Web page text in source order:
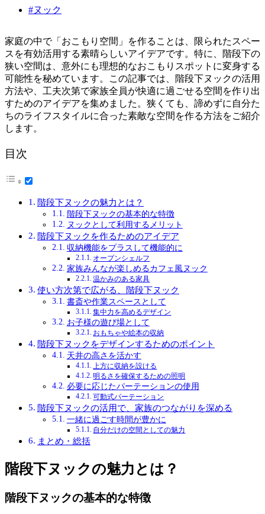
#ヌック
家庭の中で「おこもり空間」を作ることは、限られたスペー
スを有効活用する素晴らしいアイデアです。特に、階段下の
狭い空間は、意外にも理想的なおこもりスポットに変身する
可能性を秘めています。この記事では、階段下ヌックの活用
方法や、工夫次第で家族全員が快適に過ごせる空間を作り出
すためのアイデアを集めました。狭くても、諦めずに自分た
ちのライフスタイルに合った素敵な空間を作る方法をご紹介
します。
目次
階段下ヌックの魅力とは？
階段下ヌックの基本的な特徴
ヌックとして利用するメリット
階段下ヌックを作るためのアイデア
収納機能をプラスして機能的に
オープンシェルフ
家族みんなが楽しめるカフェ風ヌック
温かみのある家具
使い方次第で広がる、階段下ヌック
書斎や作業スペースとして
集中力を高めるデザイン
お子様の遊び場として
おもちゃや絵本の収納
階段下ヌックをデザインするためのポイント
天井の高さを活かす
上方に収納を設ける
明るさを確保するための照明
必要に応じたパーテーションの使用
可動式パーテーション
階段下ヌックの活用で、家族のつながりを深める
一緒に過ごす時間が豊かに
自分だけの空間としての魅力
まとめ・総括
階段下ヌックの魅力とは？
階段下ヌックの基本的な特徴